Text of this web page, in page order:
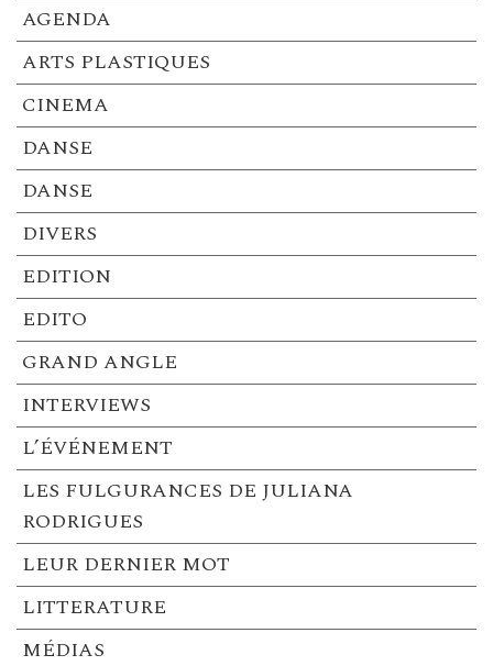
AGENDA
ARTS PLASTIQUES
CINEMA
DANSE
DANSE
DIVERS
EDITION
EDITO
GRAND ANGLE
INTERVIEWS
L’ÉVÉNEMENT
LES FULGURANCES DE JULIANA
RODRIGUES
LEUR DERNIER MOT
LITTERATURE
MÉDIAS